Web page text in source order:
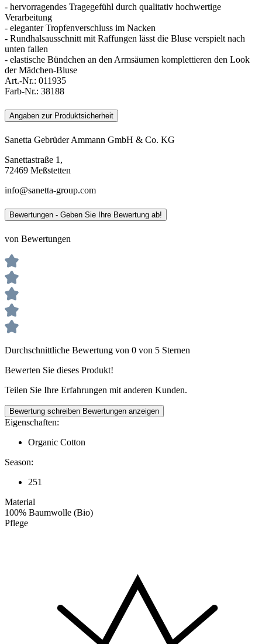
- hervorragendes Tragegefühl durch qualitativ hochwertige
Verarbeitung
- eleganter Tropfenverschluss im Nacken
- Rundhalsausschnitt mit Raffungen lässt die Bluse verspielt nach
unten fallen
- elastische Bündchen an den Armsäumen komplettieren den Look
der Mädchen-Bluse
Art.-Nr.: 011935
Farb-Nr.: 38188
Angaben zur Produktsicherheit
Sanetta Gebrüder Ammann GmbH & Co. KG
Sanettastraße 1,
72469 Meßstetten
info@sanetta-group.com
Bewertungen - Geben Sie Ihre Bewertung ab!
von Bewertungen
Durchschnittliche Bewertung von 0 von 5 Sternen
Bewerten Sie dieses Produkt!
Teilen Sie Ihre Erfahrungen mit anderen Kunden.
Bewertung schreiben Bewertungen anzeigen
Eigenschaften:
Organic Cotton
Season:
251
Material
100% Baumwolle (Bio)
Pflege